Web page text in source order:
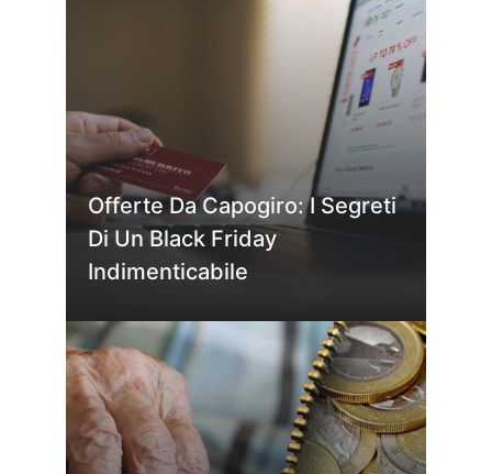
Offerte Da Capogiro: I Segreti
Di Un Black Friday
Indimenticabile